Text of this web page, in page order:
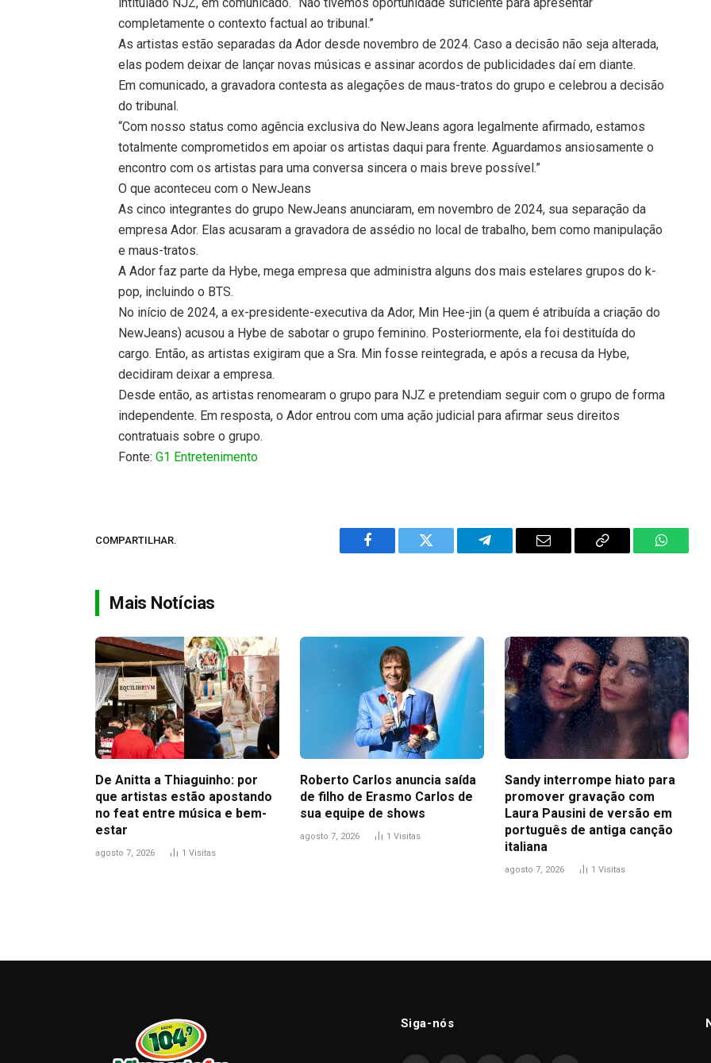
completamente o contexto factual ao tribunal.”
As artistas estão separadas da Ador desde novembro de 2024. Caso a decisão não seja alterada,
elas podem deixar de lançar novas músicas e assinar acordos de publicidades daí em diante.
Em comunicado, a gravadora contesta as alegações de maus-tratos do grupo e celebrou a decisão
do tribunal.
“Com nosso status como agência exclusiva do NewJeans agora legalmente afirmado, estamos
totalmente comprometidos em apoiar os artistas daqui para frente. Aguardamos ansiosamente o
encontro com os artistas para uma conversa sincera o mais breve possível.”
O que aconteceu com o NewJeans
As cinco integrantes do grupo NewJeans anunciaram, em novembro de 2024, sua separação da
empresa Ador. Elas acusaram a gravadora de assédio no local de trabalho, bem como manipulação
e maus-tratos.
A Ador faz parte da Hybe, mega empresa que administra alguns dos mais estelares grupos do k-
pop, incluindo o BTS.
No início de 2024, a ex-presidente-executiva da Ador, Min Hee-jin (a quem é atribuída a criação do
NewJeans) acusou a Hybe de sabotar o grupo feminino. Posteriormente, ela foi destituída do
cargo. Então, as artistas exigiram que a Sra. Min fosse reintegrada, e após a recusa da Hybe,
decidiram deixar a empresa.
Desde então, as artistas renomearam o grupo para NJZ e pretendiam seguir com o grupo de forma
independente. Em resposta, o Ador entrou com uma ação judicial para afirmar seus direitos
contratuais sobre o grupo.
Fonte:G1 Entretenimento
COMPARTILHAR.
Facebook Twitter Telegram Email
Copy
Mais Notícias
De Anitta a Thiaguinho: por
que artistas estão apostando
no feat entre música e bem-
estar
agosto 7, 2026 1 Visitas
Roberto Carlos anuncia saída
de filho de Erasmo Carlos de
sua equipe de shows
agosto 7, 2026 1 Visitas
Sandy interrompe hiato para
promover gravação com
Laura Pausini de versão em
português de antiga canção
italiana
agosto 7, 2026 1 Visitas
Siga-nós